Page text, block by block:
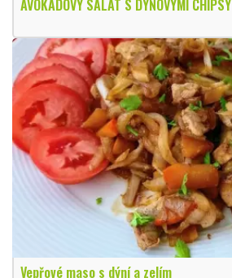
AVOKÁDOVÝ SALÁT S DÝŇOVÝMI CHIPSY
Vepřové maso s dýní a zelím